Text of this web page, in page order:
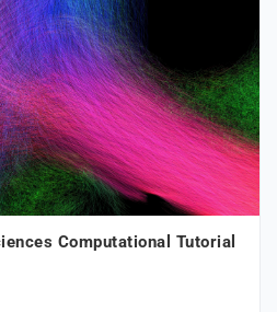
Computational Tutorial